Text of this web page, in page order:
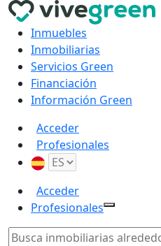
Inmuebles
Inmobiliarias
Servicios Green
Financiación
Información Green
Acceder
Profesionales
Acceder
Profesionales